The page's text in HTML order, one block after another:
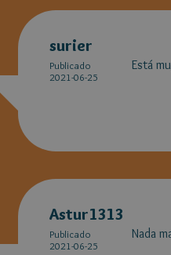
surier
Publicado
2021-06-25
Está
Astur1313
Publicado
2021-06-25
Nada